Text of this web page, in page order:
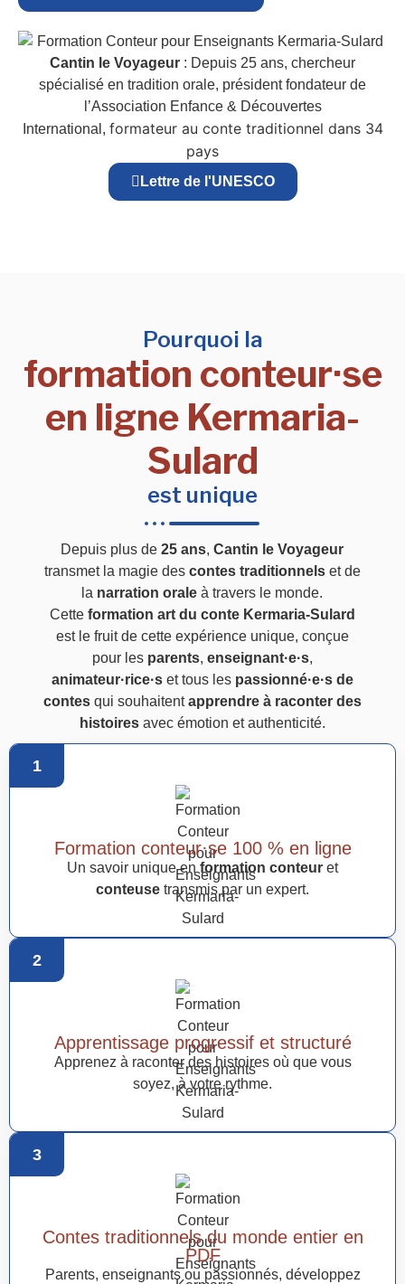
Cantin le Voyageur : Depuis 25 ans, chercheur
spécialisé en tradition orale, président fondateur de
l’Association Enfance & Découvertes
International, formateur au conte traditionnel dans 34
pays
Lettre de l'UNESCO
Pourquoi la
formation conteur·se
en ligne Kermaria-
Sulard
est unique
Depuis plus de25 ans,Cantin le Voyageur
transmet la magie des contes traditionnelset de
la narration orale à travers le monde.
Cette formation art du conte Kermaria-Sulard
est le fruit de cette expérience unique, conçue
pour les parents, enseignant·e·s,
animateur·rice·set tous les passionné·e·s de
contesqui souhaitentapprendre à raconter des
histoiresavec émotion et authenticité.
1
Formation conteur·se 100 % en ligne
Un savoir unique en formation conteur et
conteuse transmis par un expert.
2
Apprentissage progressif et structuré
Apprenez à raconter des histoires où que vous
soyez, à votre rythme.
3
Contes traditionnels du monde entier en
PDF
Parents, enseignants ou passionnés, développez